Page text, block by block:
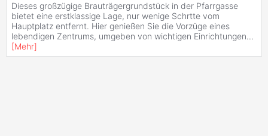
Dieses großzügige Brauträgergrundstück in der Pfarrgasse
bietet eine erstklassige Lage, nur wenige Schrtte vom
Hauptplatz entfernt. Hier genießen Sie die Vorzüge eines
lebendigen Zentrums, umgeben von wichtigen Einrichtungen...
[Mehr]